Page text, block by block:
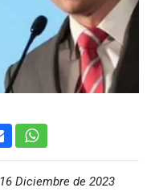
16 Diciembre de 2023